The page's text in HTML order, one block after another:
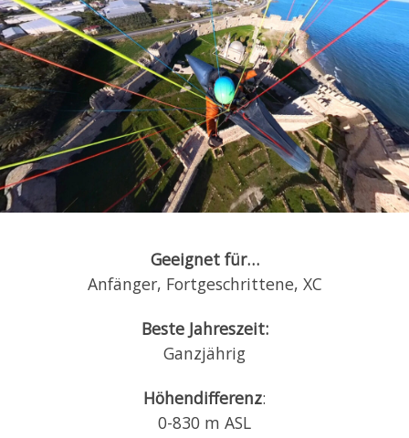
Geeignet für…
Anfänger, Fortgeschrittene, XC
Beste Jahreszeit:
Ganzjährig
Höhendifferenz:
0-830 m ASL